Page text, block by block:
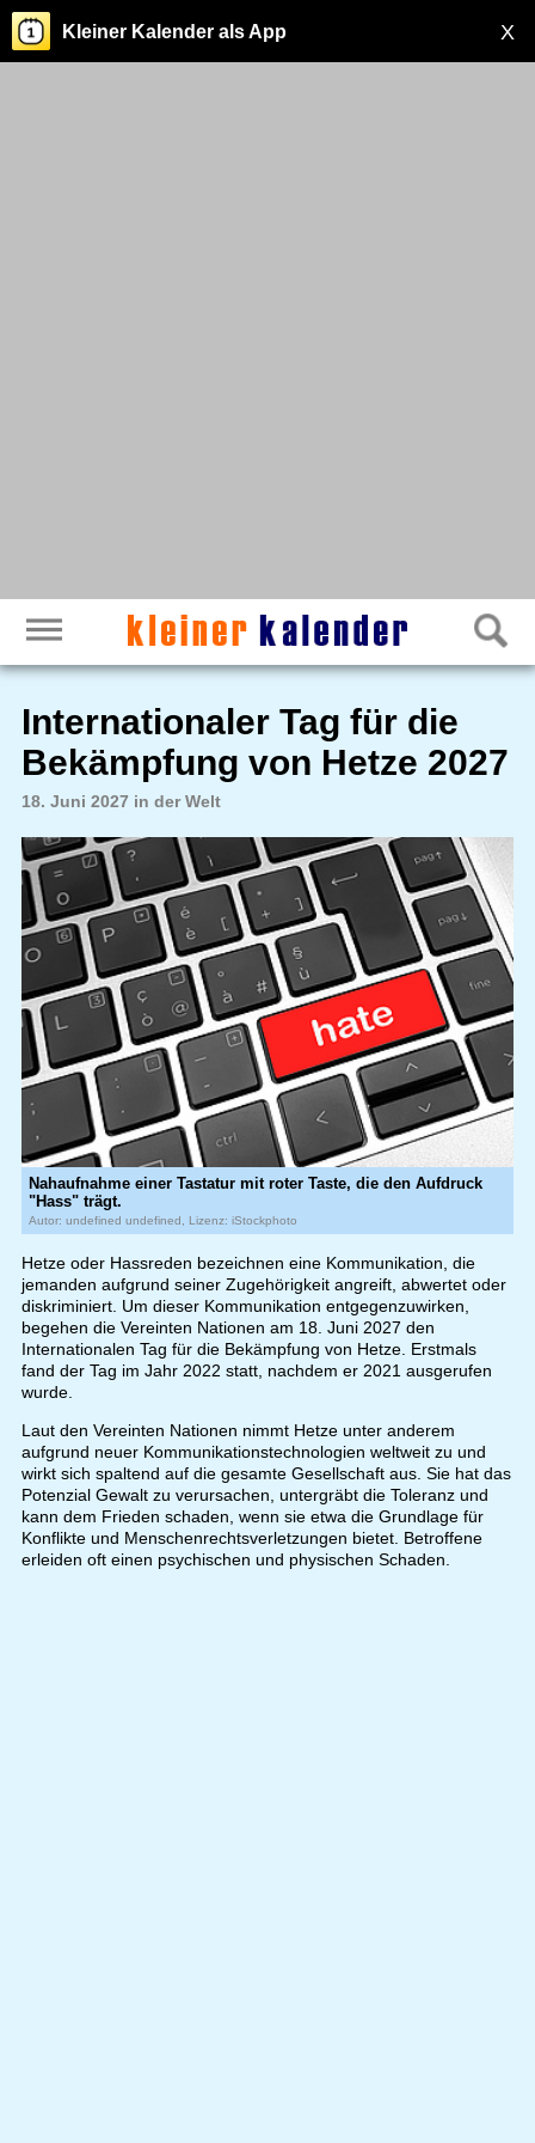
X
Kleiner Kalender als App
Internationaler Tag für die
Bekämpfung von Hetze 2027
18. Juni 2027 in der Welt
Nahaufnahme einer Tastatur mit roter Taste, die den Aufdruck
"Hass" trägt.
Autor: undefined undefined, Lizenz: iStockphoto
Hetze oder Hassreden bezeichnen eine Kommunikation, die
jemanden aufgrund seiner Zugehörigkeit angreift, abwertet oder
diskriminiert. Um dieser Kommunikation entgegenzuwirken,
begehen die Vereinten Nationen am 18. Juni 2027 den
Internationalen Tag für die Bekämpfung von Hetze. Erstmals
fand der Tag im Jahr 2022 statt, nachdem er 2021 ausgerufen
wurde.
Laut den Vereinten Nationen nimmt Hetze unter anderem
aufgrund neuer Kommunikationstechnologien weltweit zu und
wirkt sich spaltend auf die gesamte Gesellschaft aus. Sie hat das
Potenzial Gewalt zu verursachen, untergräbt die Toleranz und
kann dem Frieden schaden, wenn sie etwa die Grundlage für
Konflikte und Menschenrechtsverletzungen bietet. Betroffene
erleiden oft einen psychischen und physischen Schaden.